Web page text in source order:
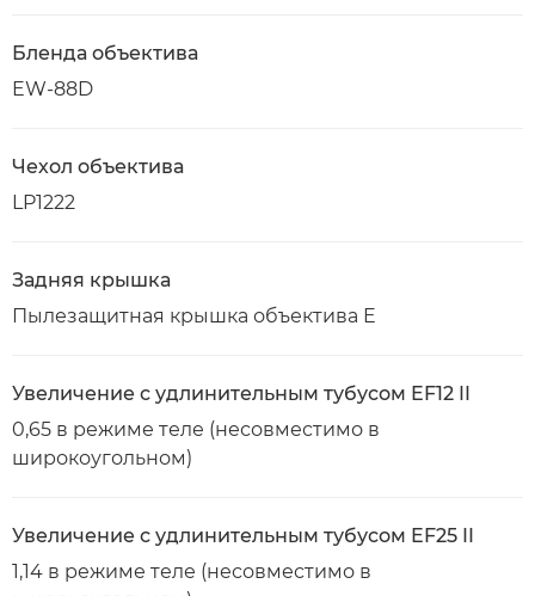
Бленда объектива
EW-88D
Чехол объектива
LP1222
Задняя крышка
Пылезащитная крышка объектива E
Увеличение с удлинительным тубусом EF12 II
0,65 в режиме теле (несовместимо в
широкоугольном)
Увеличение с удлинительным тубусом EF25 II
1,14 в режиме теле (несовместимо в